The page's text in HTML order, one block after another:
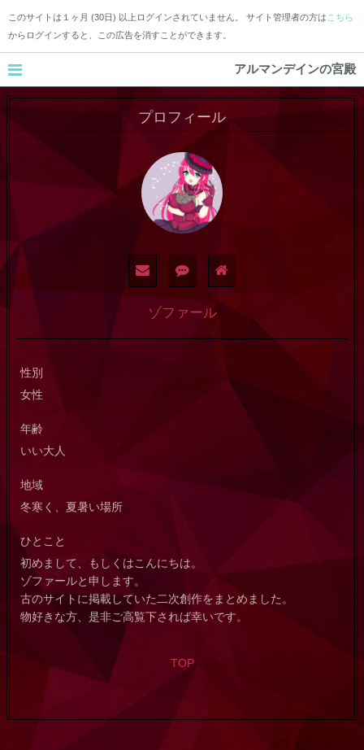
このサイトは１ヶ月 (30日) 以上ログインされていません。 サイト管理者の方は こちら
からログインすると、この広告を消すことができます。
アルマンデインの宮殿
プロフィール
ゾファール
性別
女性
年齢
いい大人
地域
冬寒く、夏暑い場所
ひとこと
初めまして、もしくはこんにちは。
ゾファールと申します。
古のサイトに掲載していた二次創作をまとめました。
物好きな方、是非ご高覧下されば幸いです。
TOP